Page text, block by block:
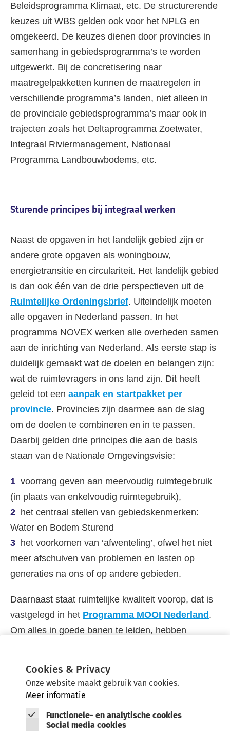
Beleidsprogramma Klimaat, etc. De structurerende
keuzes uit WBS gelden ook voor het NPLG en
omgekeerd. De keuzes dienen door provincies in
samenhang in gebiedsprogramma’s te worden
uitgewerkt. Bij de concretisering naar
maatregelpakketten kunnen de maatregelen in
verschillende programma’s landen, niet alleen in
de provinciale gebiedsprogramma’s maar ook in
trajecten zoals het Deltaprogramma Zoetwater,
Integraal Riviermanagement, Nationaal
Programma Landbouwbodems, etc.
Sturende principes bij integraal werken
Naast de opgaven in het landelijk gebied zijn er
andere grote opgaven als woningbouw,
energietransitie en circulariteit. Het landelijk gebied
is dan ook één van de drie perspectieven uit de
Ruimtelijke Ordeningsbrief. Uiteindelijk moeten
alle opgaven in Nederland passen. In het
programma NOVEX werken alle overheden samen
aan de inrichting van Nederland. Als eerste stap is
duidelijk gemaakt wat de doelen en belangen zijn:
wat de ruimtevragers in ons land zijn. Dit heeft
geleid tot een aanpak en startpakket per
provincie. Provincies zijn daarmee aan de slag
om de doelen te combineren en in te passen.
Daarbij gelden drie principes die aan de basis
staan van de Nationale Omgevingsvisie:
voorrang geven aan meervoudig ruimtegebruik
(in plaats van enkelvoudig ruimtegebruik),
het centraal stellen van gebiedskenmerken:
Water en Bodem Sturend
het voorkomen van ‘afwenteling’, ofwel het niet
meer afschuiven van problemen en lasten op
generaties na ons of op andere gebieden.
Daarnaast staat ruimtelijke kwaliteit voorop, dat is
vastgelegd in het Programma MOOI Nederland .
Om alles in goede banen te leiden, hebben
Cookies & Privacy
Onze website maakt gebruik van cookies.
Meer informatie
Functionele- en analytische cookies
Social media cookies